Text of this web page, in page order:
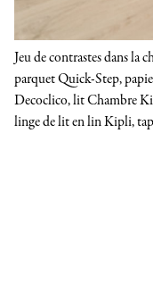
Jeu de contrastes dans la
parquet Quick-Step,
Decoclico, lit Chambre
linge de lit en lin Kipli,